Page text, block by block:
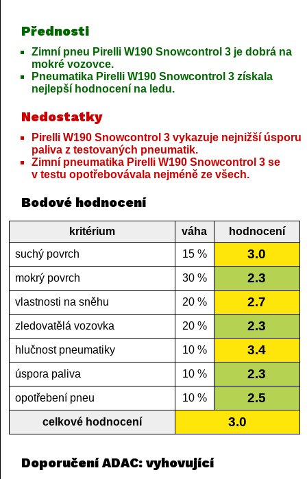
Přednosti
Zimní pneu Pirelli W190 Snowcontrol 3 je dobrá na
mokré vozovce.
Pneumatika Pirelli W190 Snowcontrol 3 získala
nejlepší hodnocení na ledu.
Nedostatky
Pirelli W190 Snowcontrol 3 vykazuje nejnižší úsporu
paliva z testovaných pneumatik.
Zimní pneumatika Pirelli W190 Snowcontrol 3 se
v testu opotřebovávala nejméně ze všech.
Bodové hodnocení
kritérium váha
hodnocení
suchý povrch
15 % 3.0
mokrý povrch 30 % 2.3
vlastnosti na sněhu 20 % 2.7
zledovatělá vozovka 20 % 2.3
hlučnost pneumatiky 10 % 3.4
úspora paliva 10 % 2.3
opotřebení pneu 10 % 2.5
celkové hodnocení 3.0
Doporučení ADAC: vyhovující